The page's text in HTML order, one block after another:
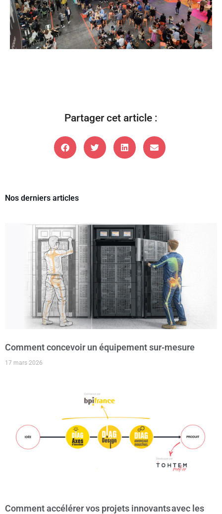
Partager cet article :
Nos derniers articles
Comment concevoir un équipement sur‑mesure
17 mars 2026
Comment accélérer vos projets innovants avec les